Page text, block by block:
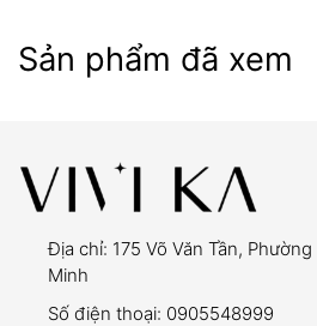
Sản phẩm đã xem
Địa chỉ: 175 Võ Văn Tần,
Minh
Số điện thoại: 0905548999